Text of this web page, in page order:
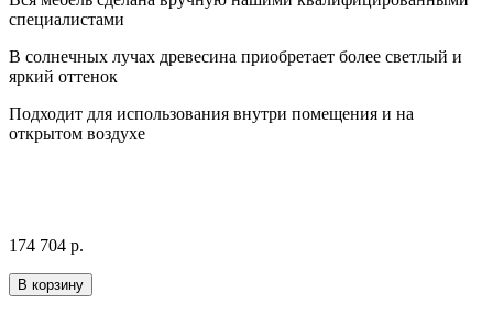
специалистами
В солнечных лучах древесина приобретает более светлый и
яркий оттенок
Подходит для использования внутри помещения и на
открытом воздухе
174 704 р.
В корзину